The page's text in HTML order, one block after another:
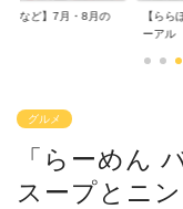
2026年大規模リニュ
【豊洲
る！割
グルメ
「らーめん
スープとニ